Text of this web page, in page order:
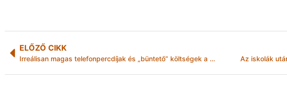
ELŐZŐ CIKK
Irreálisan magas telefonpercdíjak és „büntető” költségek a börtönökben